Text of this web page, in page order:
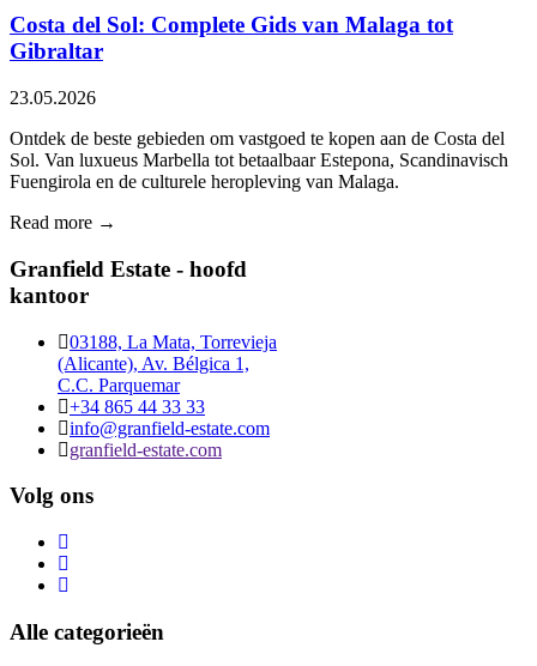
Costa del Sol: Complete Gids van Malaga tot
Gibraltar
23.05.2026
Ontdek de beste gebieden om vastgoed te kopen aan de Costa del
Sol. Van luxueus Marbella tot betaalbaar Estepona, Scandinavisch
Fuengirola en de culturele heropleving van Malaga.
Read more →
Granfield Estate - hoofd
kantoor
03188, La Mata, Torrevieja
(Alicante), Av. Bélgica 1,
C.C. Parquemar
+34 865 44 33 33
info@granfield-estate.com
granfield-estate.com
Volg ons
Alle categorieën